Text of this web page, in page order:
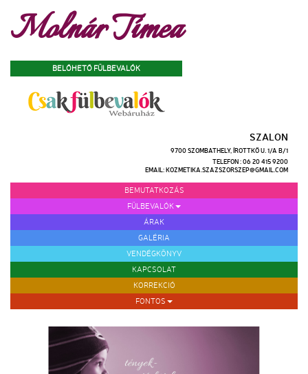
Molnár Tímea
BELŐHETŐ FÜLBEVALÓK
SZALON
9700 SZOMBATHELY, ÍROTTKŐ U. 1/A B/1
TELEFON : 06 20 415 9200
EMAIL: KOZMETIKA.SZAZSZORSZEP@GMAIL.COM
BEMUTATKOZÁS
FÜLBEVALÓK
ÁRAK
GALÉRIA
VENDÉGKÖNYV
KAPCSOLAT
KORREKCIÓ
FONTOS